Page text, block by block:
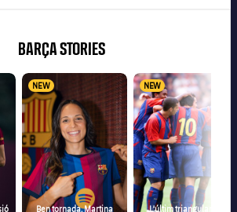
BARÇA STORIES
NEW
Ben tornada, Martina
NEW
L'últim triangular 🆚